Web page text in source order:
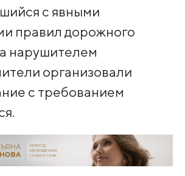
с явными
правил дорожного
нарушителем
организовали
с требованием